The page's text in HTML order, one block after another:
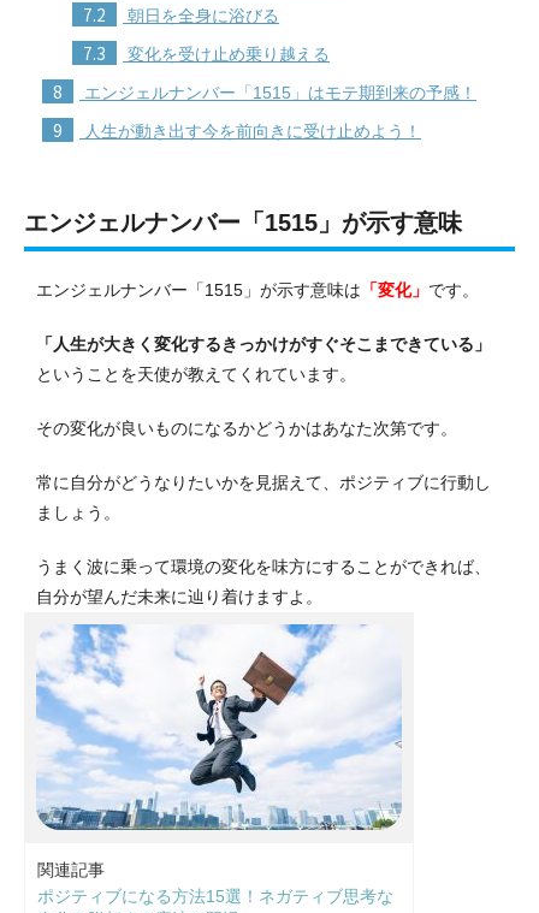
7.2 朝日を全身に浴びる
7.3 変化を受け止め乗り越える
8 エンジェルナンバー「1515」はモテ期到来の予感！
9 人生が動き出す今を前向きに受け止めよう！
エンジェルナンバー「1515」が示す意味
エンジェルナンバー「1515」が示す意味は 「変化」 です。
「人生が大きく変化するきっかけがすぐそこまできている」
ということを天使が教えてくれています。
その変化が良いものになるかどうかはあなた次第です。
常に自分がどうなりたいかを見据えて、ポジティブに行動し
ましょう。
うまく波に乗って環境の変化を味方にすることができれば、
自分が望んだ未来に辿り着けますよ。
関連記事
ポジティブになる方法15選！ネガティブ思考な